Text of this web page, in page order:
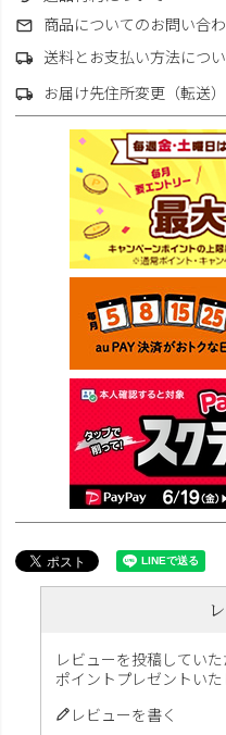
商品についてのお問い合
送料とお支払い方法につ
お届け先住所変更（転送
レビューを投稿してい
ポイントプレゼントいた
レビューを書く